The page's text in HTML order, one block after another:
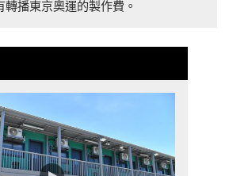
播東京奧運的製作費。